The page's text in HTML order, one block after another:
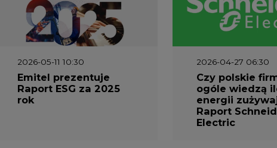
2026-05-11 10:30
Emitel prezentuje
Raport ESG za 2025
rok
2026-04-27 06:30
Czy polskie
ogóle wiedzą
energii
Raport
Electric